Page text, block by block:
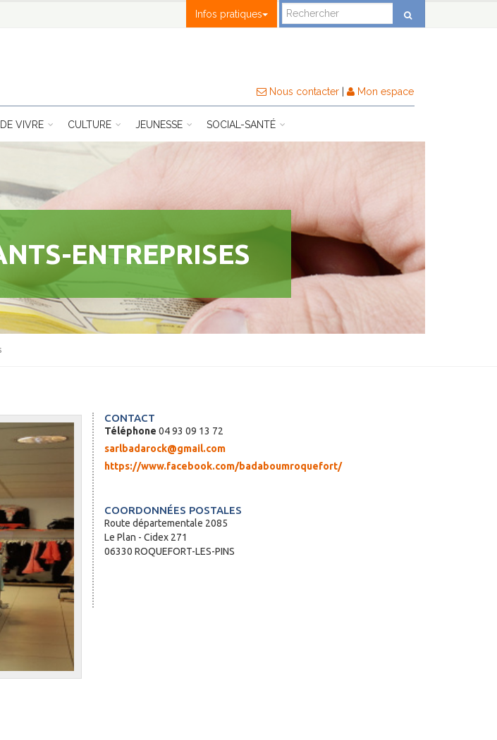
Infos pratiques
Nous contacter Mon espace
VIVRE CULTURE JEUNESSE SOCIAL-SANTÉ
ENTREPRISES
CONTACT
Téléphone 04 93 09 13 72
sarlbadarock@gmail.com
https://www.facebook.com/badaboumroquefort/
COORDONNÉES POSTALES
Route départementale 2085
Le Plan - Cidex 271
06330 ROQUEFORT-LES-PINS